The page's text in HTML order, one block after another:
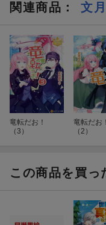
関連商品 ： 文
竜転だお！
（3）
竜転だお！
（2）
この商品を買っ